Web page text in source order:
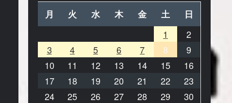
月
火 水 木 金 土
日
1
2
3
4 5 6 7 8
9
10
11 12 13 14 15
16
17
18 19 20 21 22
23
24
25 26 27 28 29
30